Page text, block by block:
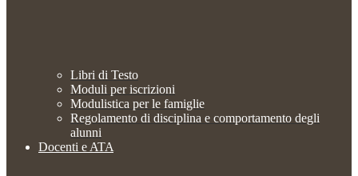
Libri di Testo
Moduli per iscrizioni
Modulistica per le famiglie
Regolamento di disciplina e comportamento degli
alunni
Docenti e ATA